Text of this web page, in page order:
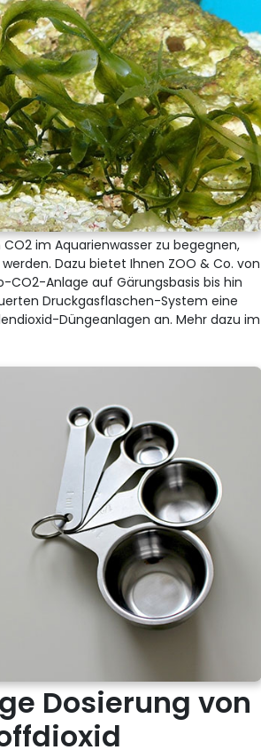
im Aquarienwasser zu begegnen,
Dazu bietet Ihnen ZOO & Co. von
CO2-Anlage auf Gärungsbasis bis hin
Druckgasflaschen-System eine
Düngeanlagen an. Mehr dazu im
Dosierung von